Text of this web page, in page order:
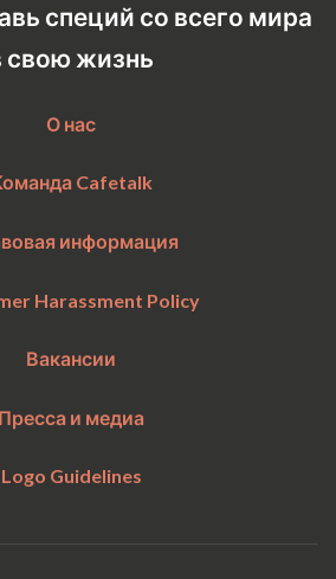
специй со всего мира
свою жизнь
О нас
Cafetalk
информация
Harassment Policy
Вакансии
Пресса и медиа
Logo Guidelines